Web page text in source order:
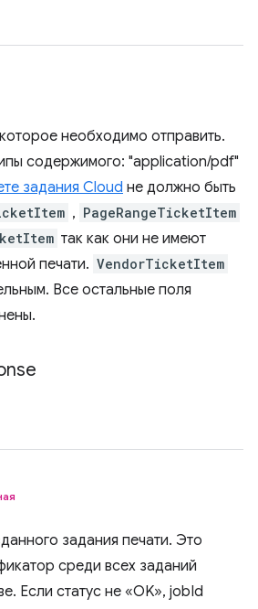
необходимо отправить.
содержимого: "application/pdf"
задания Cloud не должно быть
, PageRangeTicketItem
так как они не имеют
печати. VendorTicketItem
Все остальные поля
задания печати. ​​Это
среди всех заданий
Если статус не «OK», jobId